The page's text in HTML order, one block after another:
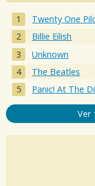
Twenty One
Billie Eilish
Unknown
The Beatles
Panic! At The
Ver